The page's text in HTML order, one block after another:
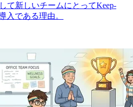
て新しいチームにとってKeep-
入である理由。